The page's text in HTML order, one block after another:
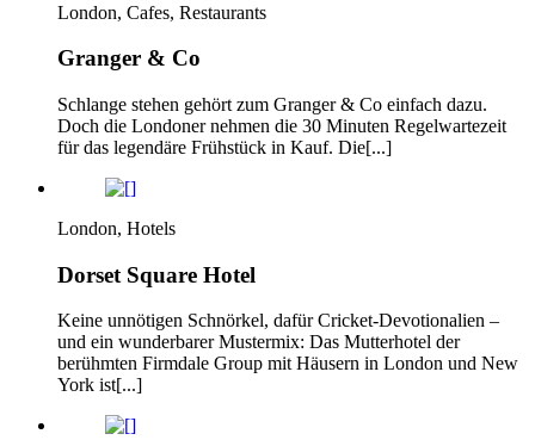
London, Cafes, Restaurants
Granger & Co
Schlange stehen gehört zum Granger & Co einfach dazu.
Doch die Londoner nehmen die 30 Minuten Regelwartezeit
für das legendäre Frühstück in Kauf. Die[...]
London, Hotels
Dorset Square Hotel
Keine unnötigen Schnörkel, dafür Cricket-Devotionalien –
und ein wunderbarer Mustermix: Das Mutterhotel der
berühmten Firmdale Group mit Häusern in London und New
York ist[...]